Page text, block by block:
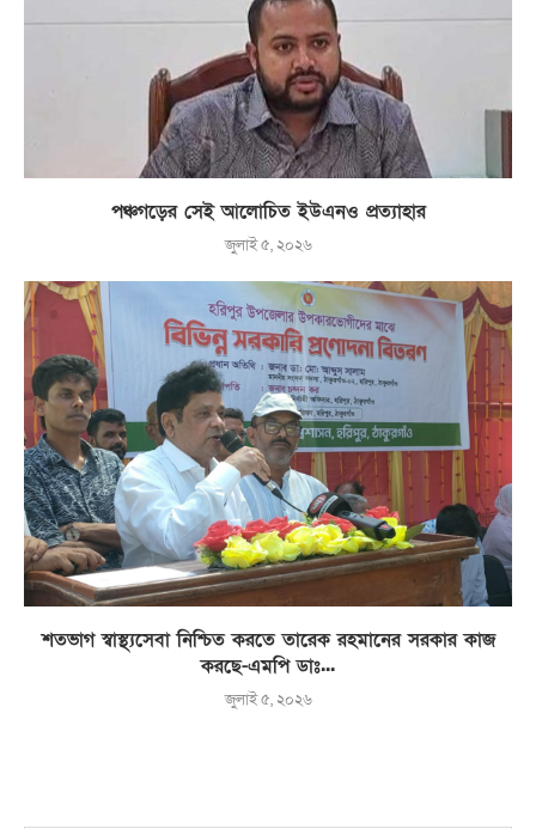
পঞ্চগড়ের সেই আলোচিত ইউএনও প্রত্যাহার
জুলাই ৫, ২০২৬
শতভাগ স্বাস্থ্যসেবা নিশ্চিত করতে তারেক রহমানের সরকার কাজ
করছে-এমপি ডাঃ...
জুলাই ৫, ২০২৬